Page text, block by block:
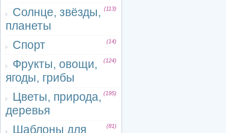
Солнце, звёзды,
планеты
(113)
Спорт (14)
Фрукты, овощи,
ягоды, грибы
(124)
Цветы, природа,
деревья
(195)
Шаблоны для (81)